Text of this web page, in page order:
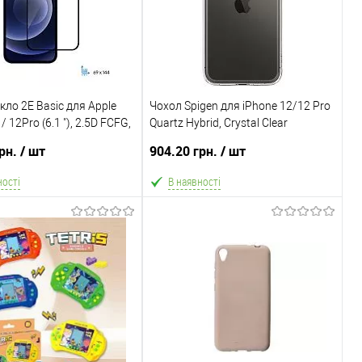
тільки Новою поштою
2-5 днів після повної
покупець).
Доставка/Оплата
Відправка тільки Новою поштою
протягом 2-5 днів після повної
покупець).
2E Basic для Apple
12Pro (6.1 "), 2.5D FCFG,
/ шт
В кошик
Порівняння
Чохол Spigen для iPhone 12/12 Pro
Quartz Hybrid, Crystal Clear
904.20 грн. / шт
В наявності